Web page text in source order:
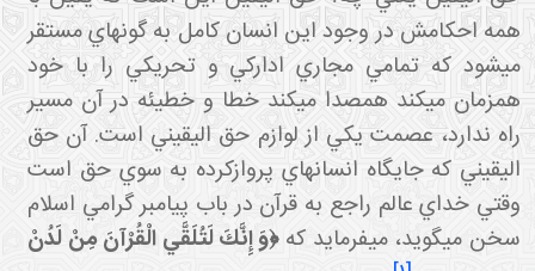
همه احکامش در وجود اين انسان کامل به گونه اي مستقر
مي شود که تمامي مجاري ادارکي و تحريکي را با خود
همزمان مي کند همصدا مي کند خطا و خطيئه در آن مسير
راه ندارد، عصمت يکي از لوازم حق اليقيني است. آن حق
اليقيني که جايگاه انسان هاي پروازکرده به سوي حق است
وقتي خداي عالم راجع به قرآن در باب پيامبر گرامي اسلام
سخن مي گويد، مي فرمايد که﴿وَ إِنَّكَ لَتُلَقَّي الْقُرْآنَ مِنْ لَدُنْ